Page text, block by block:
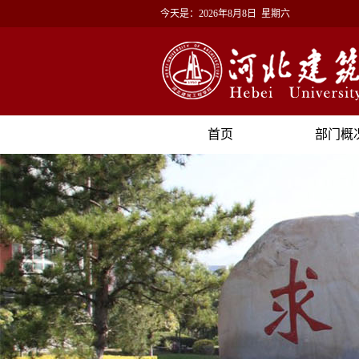
今天是： 2026年8月8日 星期六
首页 部门概